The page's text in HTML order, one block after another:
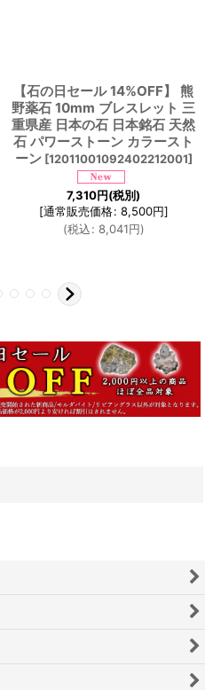
【石の日セール 14%OFF】 熊
野薬石 10mm ブレスレット 三
重県産 日本の石 日本銘石 天然
石 パワーストーン カラースト
ーン [12011001092402212001]
7,310円(税別)
[通常販売価格: 8,500円]
(税込: 8,041円)